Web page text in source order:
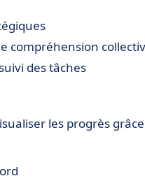
compréhension
des tâches
les progrès